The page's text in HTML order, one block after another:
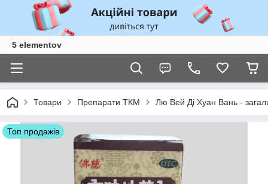
5 elementov
Товари Препарати ТКМ Лю Вей Ді Хуан Вань -
Топ продажів